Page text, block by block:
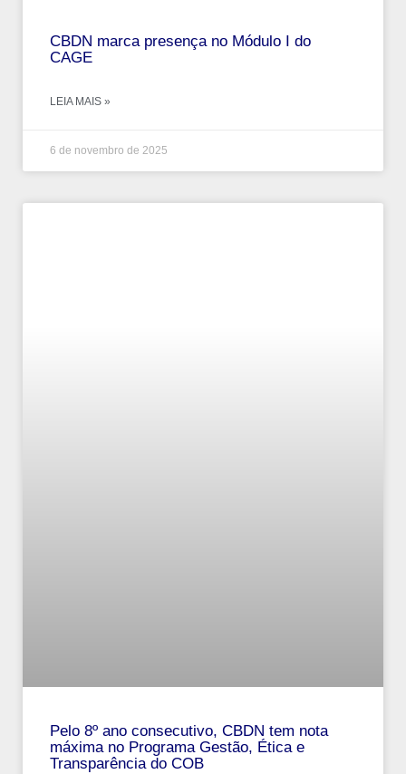
CBDN marca presença no Módulo I do
CAGE
LEIA MAIS »
6 de novembro de 2025
Pelo 8º ano consecutivo, CBDN tem nota
máxima no Programa Gestão, Ética e
Transparência do COB